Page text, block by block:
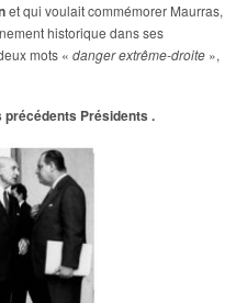
et qui voulait commémorer Maurras,
historique dans ses
mots « danger extrême-droite »,
précédents Présidents .